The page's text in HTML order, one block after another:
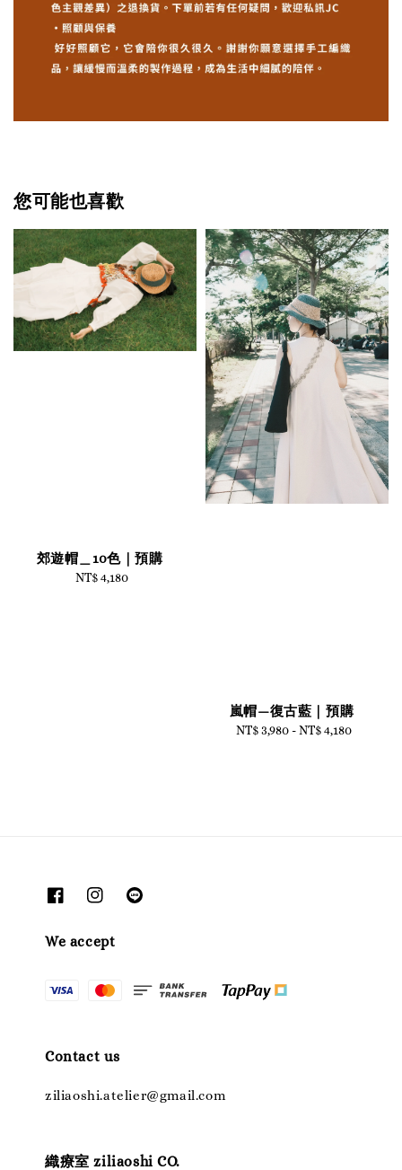
您可能也喜歡
郊遊帽＿10色｜預購
Regular
NT$ 4,180
嵐帽—復古藍｜預購
Regular
NT$ 3,980-NT$ 4,180
We accept
Contact us
ziliaoshi.atelier@gmail.com
織療室 ziliaoshi CO.